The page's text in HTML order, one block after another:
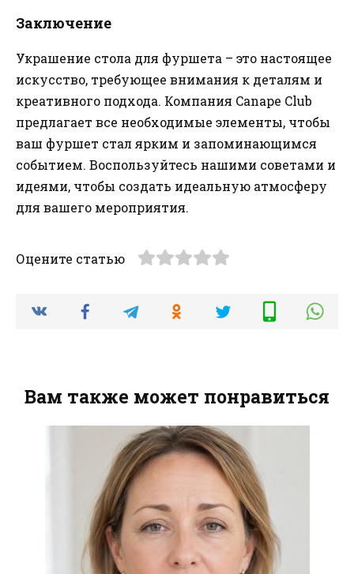
Заключение
Украшение стола для фуршета – это настоящее
искусство, требующее внимания к деталям и
креативного подхода. Компания Canape Club
предлагает все необходимые элементы, чтобы
ваш фуршет стал ярким и запоминающимся
событием. Воспользуйтесь нашими советами и
идеями, чтобы создать идеальную атмосферу
для вашего мероприятия.
Оцените статью
Вам также может понравиться